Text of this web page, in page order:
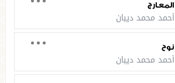
المعارج
أحمد محمد ديبان
نوح
أحمد محمد ديبان